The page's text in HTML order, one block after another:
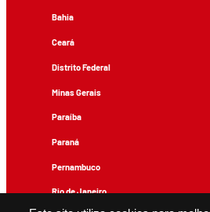
Bahia
Ceará
Distrito Federal
Minas Gerais
Paraíba
Paraná
Pernambuco
Rio de Janeiro